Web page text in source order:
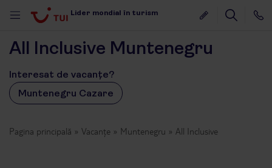
Lider mondial în turism
All Inclusive Muntenegru
Interesat de vacanțe?
Muntenegru Cazare
Pagina principală Vacanțe Muntenegru All Inclusive